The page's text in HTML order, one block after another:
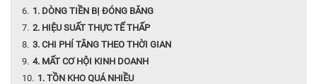
1. DÒNG TIỀN BỊ ĐÓNG BĂNG
2. HIỆU SUẤT THỰC TẾ THẤP
3. CHI PHÍ TĂNG THEO THỜI GIAN
4. MẤT CƠ HỘI KINH DOANH
1. TỒN KHO QUÁ NHIỀU